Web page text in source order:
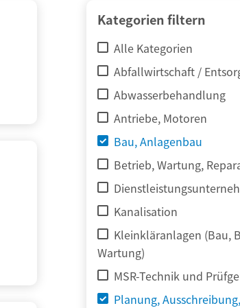
Kategorien filtern
Alle Kategorien
Abfallwirtschaft /
Abwasserbehandlung
Antriebe, Motoren
Bau, Anlagenbau
Betrieb, Wartung,
Kanalisation
Kleinkläranlagen (Bau,
Wartung)
MSR-Technik und
Planung, Ausschreibung,